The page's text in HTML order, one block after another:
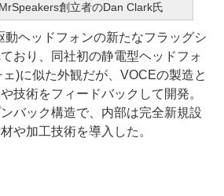
創立者のDan Clark氏
動ヘッドフォンの新たなフラッグシ
おり、同社初の静電型ヘッドフォ
)に似た外観だが、VOCEの製造と
技術をフィードバックして開発。
バック構造で、内部は完全新規設
や加工技術を導入した。